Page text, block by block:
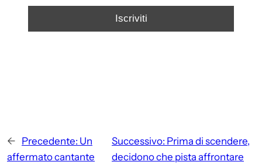
← Precedente: Un
affermato cantante
Successivo: Prima di scendere,
decidono che pista affrontare